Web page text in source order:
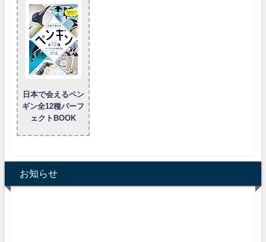
日本で会えるペン
ギン全12種パーフ
ェクトBOOK
お知らせ